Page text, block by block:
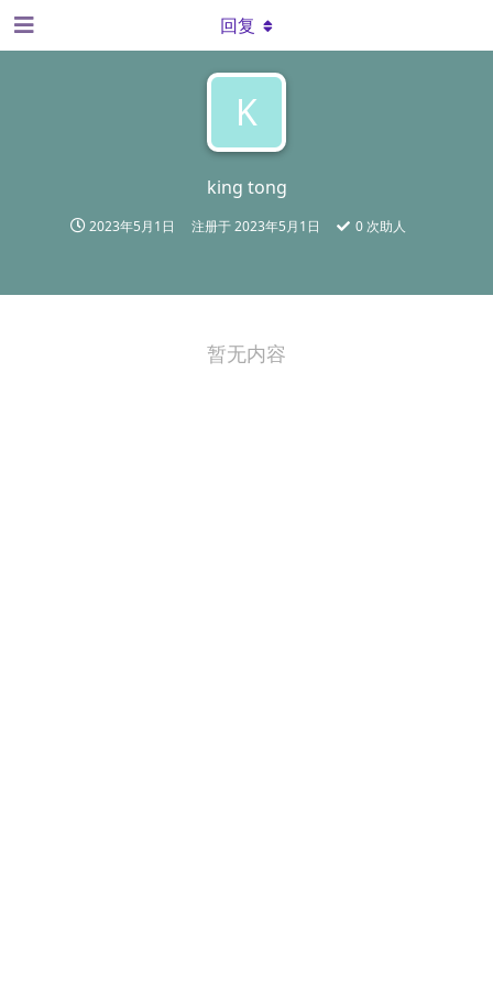
K
king tong
2023年5月1日 注册于2023年5月1日 0 次助人
回复
暂无内容